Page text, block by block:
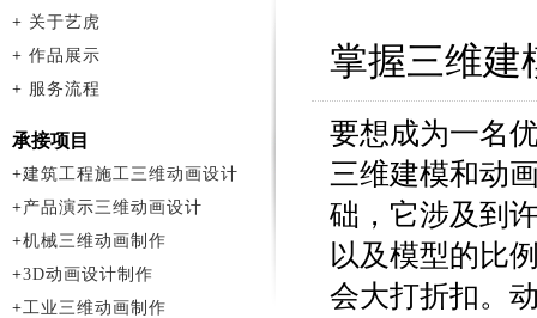
掌握三维建
要想成为一名
三维建模和动
础，它涉及到
以及模型的比
会大打折扣。
+ 关于艺虎
+ 作品展示
+ 服务流程
承接项目
+建筑工程施工三维动画设计
+产品演示三维动画设计
+机械三维动画制作
+3D动画设计制作
+工业三维动画制作